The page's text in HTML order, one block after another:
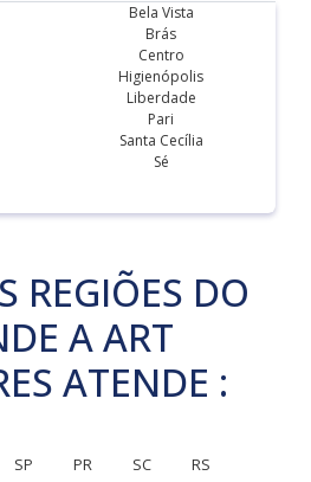
Bela Vista
Brás
Centro
Higienópolis
Liberdade
Pari
Santa Cecília
Sé
REGIÕES DO
A ART
ATENDE :
SP PR SC
RS